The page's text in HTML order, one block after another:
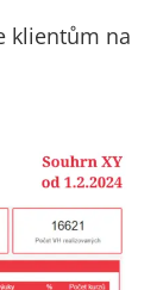
klientům na